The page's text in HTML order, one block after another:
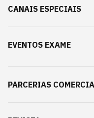
CANAIS ESPECIAIS
EVENTOS EXAME
PARCERIAS